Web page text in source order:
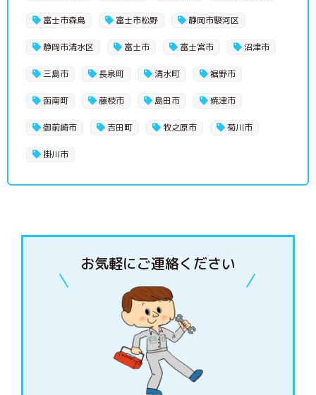
富士市森島 富士市松野 静岡市駿河区
静岡市清水区 富士市 富士宮市 沼津市
三島市 長泉町 清水町 裾野市
函南町 藤枝市 島田市 焼津市
御前崎市 吉田町 牧之原市 菊川市
掛川市
お気軽にご連絡ください